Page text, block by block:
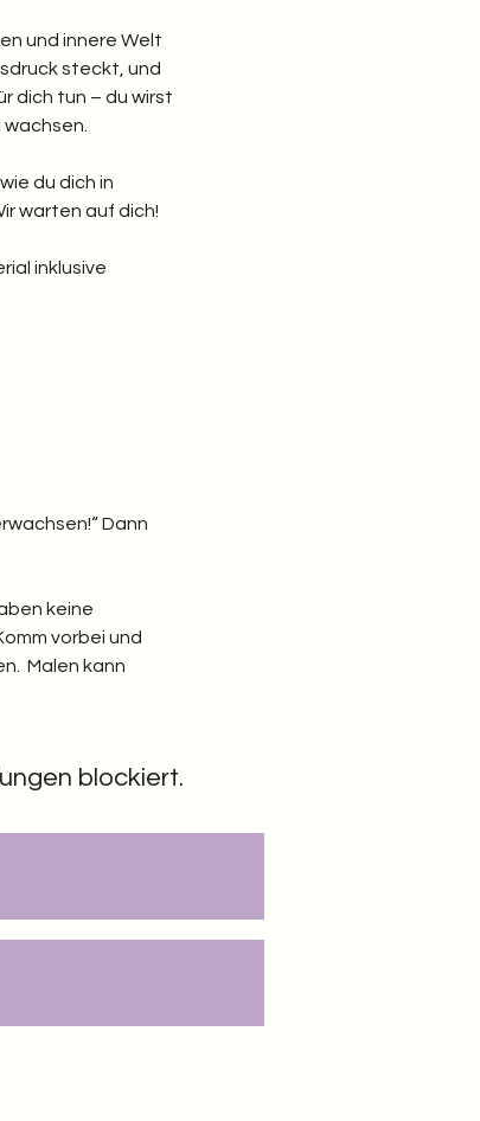
und innere Welt
steckt, und
dich tun – du wirst
du dich in
warten auf dich!
inklusive
Dann
keine
vorbei und
Malen kann
blockiert.